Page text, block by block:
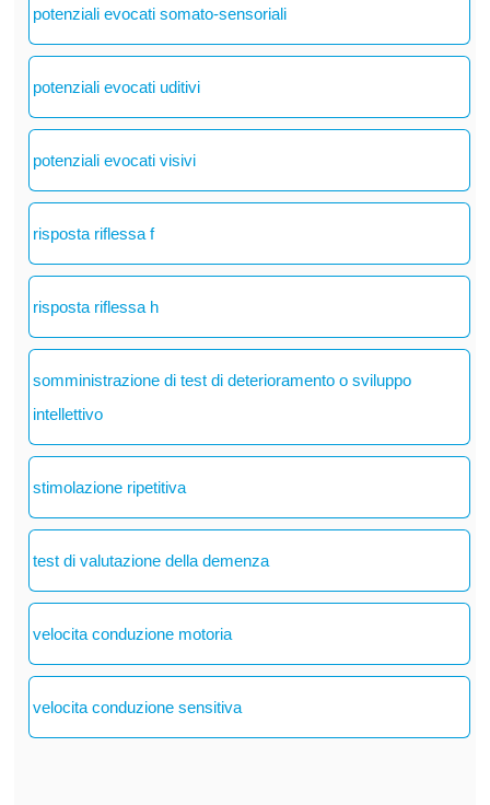
potenziali evocati somato-sensoriali
potenziali evocati uditivi
potenziali evocati visivi
risposta riflessa f
risposta riflessa h
somministrazione di test di deterioramento o sviluppo
intellettivo
stimolazione ripetitiva
test di valutazione della demenza
velocita conduzione motoria
velocita conduzione sensitiva